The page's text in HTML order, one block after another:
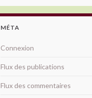
MÉTA
Connexion
Flux des publications
Flux des commentaires